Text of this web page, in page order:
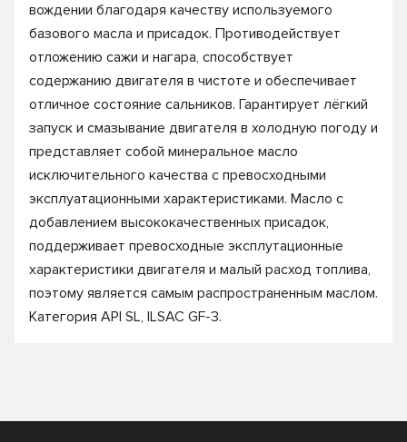
вождении благодаря качеству используемого
базового масла и присадок. Противодействует
отложению сажи и нагара, способствует
содержанию двигателя в чистоте и обеспечивает
отличное состояние сальников. Гарантирует лёгкий
запуск и смазывание двигателя в холодную погоду и
представляет собой минеральное масло
исключительного качества с превосходными
эксплуатационными характеристиками. Масло с
добавлением высококачественных присадок,
поддерживает превосходные эксплутационные
характеристики двигателя и малый расход топлива,
поэтому является самым распространенным маслом.
Категория API SL, ILSAC GF-3.